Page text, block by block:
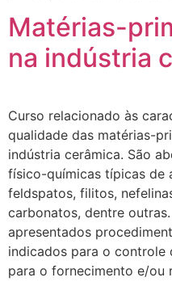
Matérias-
na indústria
Curso relacionado às
qualidade das matérias-
indústria cerâmica. São
físico-químicas típicas de
feldspatos, filitos,
carbonatos, dentre
apresentados
indicados para o controle
para o fornecimento e/ou